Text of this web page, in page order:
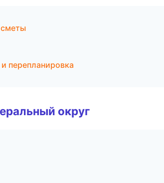
перепланировка
округ